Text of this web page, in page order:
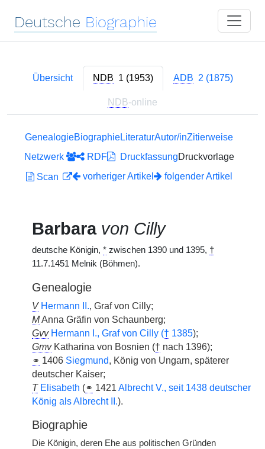
Deutsche Biographie
Übersicht NDB 1 (1953) ADB 2 (1875)
NDB-online
GenealogieBiographieLiteraturAutor/inZitierweise
Netzwerk
RDF DruckfassungDruckvorlage
Scan
vorheriger Artikel folgender Artikel
Barbara von Cilly
deutsche Königin, * zwischen 1390 und 1395, †
11.7.1451 Melnik (Böhmen).
Genealogie
V Hermann II., Graf von Cilly;
MAnna Gräfin von Schaunberg;
Gvv Hermann I., Graf von Cilly († 1385);
GmvKatharina von Bosnien († nach 1396);
⚭ 1406 Siegmund, König von Ungarn, späterer
deutscher Kaiser;
T Elisabeth (⚭ 1421 Albrecht V., seit 1438 deutscher
König als Albrecht II.).
Biographie
Die Königin, deren Ehe aus politischen Gründen